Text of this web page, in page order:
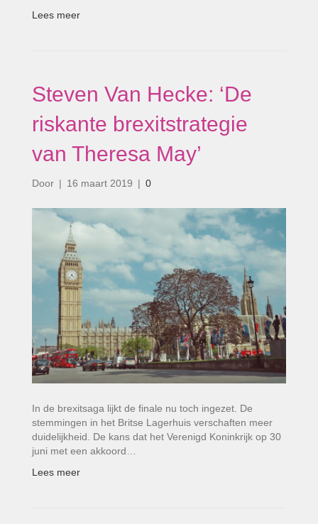
Lees meer
Steven Van Hecke: ‘De
riskante brexitstrategie
van Theresa May’
Door | 16 maart 2019 | 0
In de brexitsaga lijkt de finale nu toch ingezet. De
stemmingen in het Britse Lagerhuis verschaften meer
duidelijkheid. De kans dat het Verenigd Koninkrijk op 30
juni met een akkoord…
Lees meer